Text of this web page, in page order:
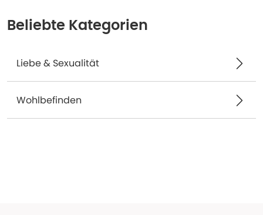
Beliebte Kategorien
Liebe & Sexualität
Wohlbefinden